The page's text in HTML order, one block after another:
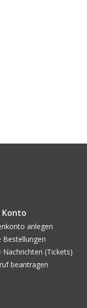
Konto
anlegen
Bestellungen
Nachrichten (Tickets)
beantragen